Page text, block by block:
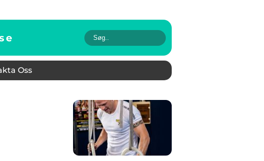
Oss